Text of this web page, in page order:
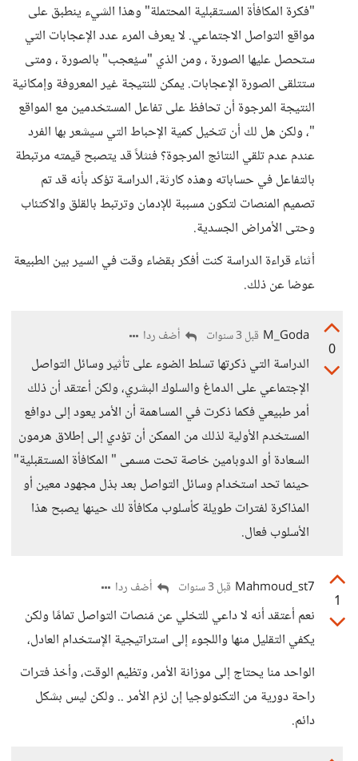
"فكرة المكافأة المستقبلية المحتملة" وهذا الشيء ينطبق على
مواقع التواصل الاجتماعي. لا يعرف المرء عدد الإعجابات التي
ستحصل عليها الصورة ، ومن الذي "سيُعجب" بالصورة ، ومتى
ستتلقى الصورة الإعجابات. يمكن للنتيجة غير المعروفة وإمكانية
النتيجة المرجوة أن تحافظ على تفاعل المستخدمين مع المواقع
"، ولكن هل لك أن تتخيل كمية الإحباط التي سيشعر بها الفرد
عندم عدم تلقي النتائج المرجوة؟ فنثلاً قد يتصبح قيمته مرتبطة
بالتفاعل في حساباته وهذه كارثة، الدراسة تؤكد بأنه قد تم
تصميم المنصات لتكون مسببة للإدمان وترتبط بالقلق والاكتئاب
وحتى الأمراض الجسدية.
أثناء قراءة الدراسة كنت أفكر بقضاء وقت في السير بين الطبيعة
عوضا عن ذلك.
0
M_Goda قبل 3 سنوات أضف ردا
الدراسة التي ذكرتها تسلط الضوء على تأثير وسائل التواصل
الإجتماعي على الدماغ والسلوك البشري، ولكن أعتقد أن ذلك
أمر طبيعي فكما ذكرت في المساهمة أن الأمر يعود إلى دوافع
المستخدم الأولية لذلك من الممكن أن تؤدي إلى إطلاق هرمون
السعادة أو الدوبامين خاصة تحت مسمى " المكافأة المستقبلية"
حينما تحد استخدام وسائل التواصل بعد بذل مجهود معين أو
المذاكرة لفترات طويلة كأسلوب مكافأة لك حينها يصبح هذا
الأسلوب فعال.
1
Mahmoud_st7 قبل 3 سنوات أضف ردا
نعم أعتقد أنه لا داعي للتخلي عن مَنصات التواصل تمامًا ولكن
يكفي التقليل منها واللجوء إلى استراتيجية الإستخدام العادل،
الواحد منا يحتاج إلى موزانة الأمر، وتظيم الوقت، وأخذ فترات
راحة دورية من التكنولوجيا إن لزم الأمر .. ولكن ليس بشكل
دائم.